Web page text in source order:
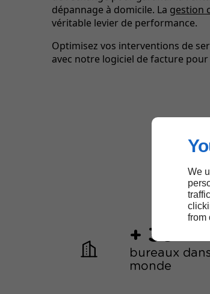
We
from
dépannage à domicile. La gestion
véritable levier de performance.
Optimisez vos interventions de
avec notre logiciel de facture
+ 30
bureaux
monde